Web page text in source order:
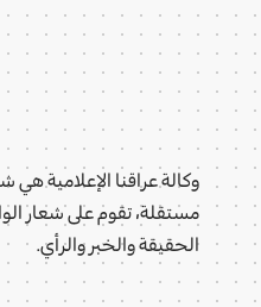
وكالة عراقنا الإعلامية هي
مستقلة، تقوم على شعار
الحقيقة والخبر والرأي.